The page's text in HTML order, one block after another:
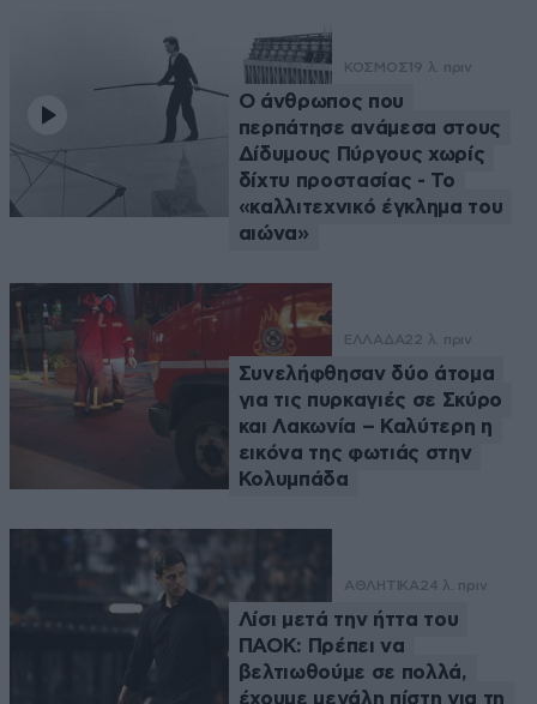
ΚΟΣΜΟΣ 19 λ. πριν
Ο άνθρωπος που
περπάτησε ανάμεσα στους
Δίδυμους Πύργους χωρίς
δίχτυ προστασίας - Το
«καλλιτεχνικό έγκλημα του
αιώνα»
ΕΛΛΑΔΑ22 λ. πριν
Συνελήφθησαν δύο άτομα
για τις πυρκαγιές σε Σκύρο
και Λακωνία – Καλύτερη η
εικόνα της φωτιάς στην
Κολυμπάδα
ΑΘΛΗΤΙΚΑ 24 λ. πριν
Λίσι μετά την ήττα του
ΠΑΟΚ: Πρέπει να
βελτιωθούμε σε πολλά,
έχουμε μεγάλη πίστη για τη